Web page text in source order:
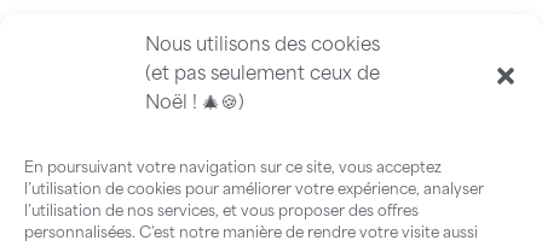
Nous utilisons des cookies
(et pas seulement ceux de
Noël ! 🎄🍪)
En poursuivant votre navigation sur ce site, vous acceptez
l’utilisation de cookies pour améliorer votre expérience, analyser
l’utilisation de nos services, et vous proposer des offres
personnalisées. C'est notre manière de rendre votre visite aussi